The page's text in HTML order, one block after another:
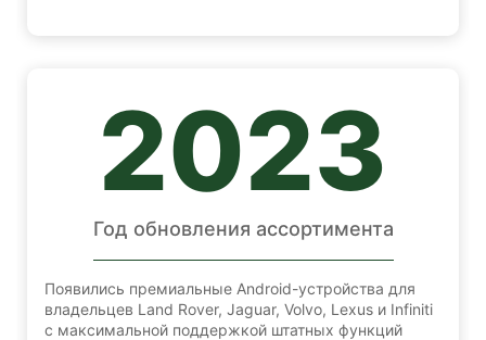
2023
Год обновления ассортимента
Появились премиальные Android-устройства для
владельцев Land Rover, Jaguar, Volvo, Lexus и Infiniti
с максимальной поддержкой штатных функций